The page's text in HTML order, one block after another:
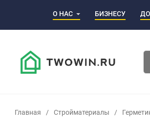
О НАС БИЗНЕСУ
Главная / Стройматериалы /